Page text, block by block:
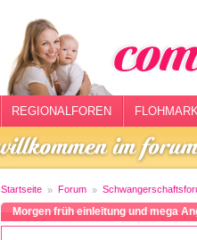
REGIONALFOREN
Startseite Forum
Morgen früh einleitung und mega